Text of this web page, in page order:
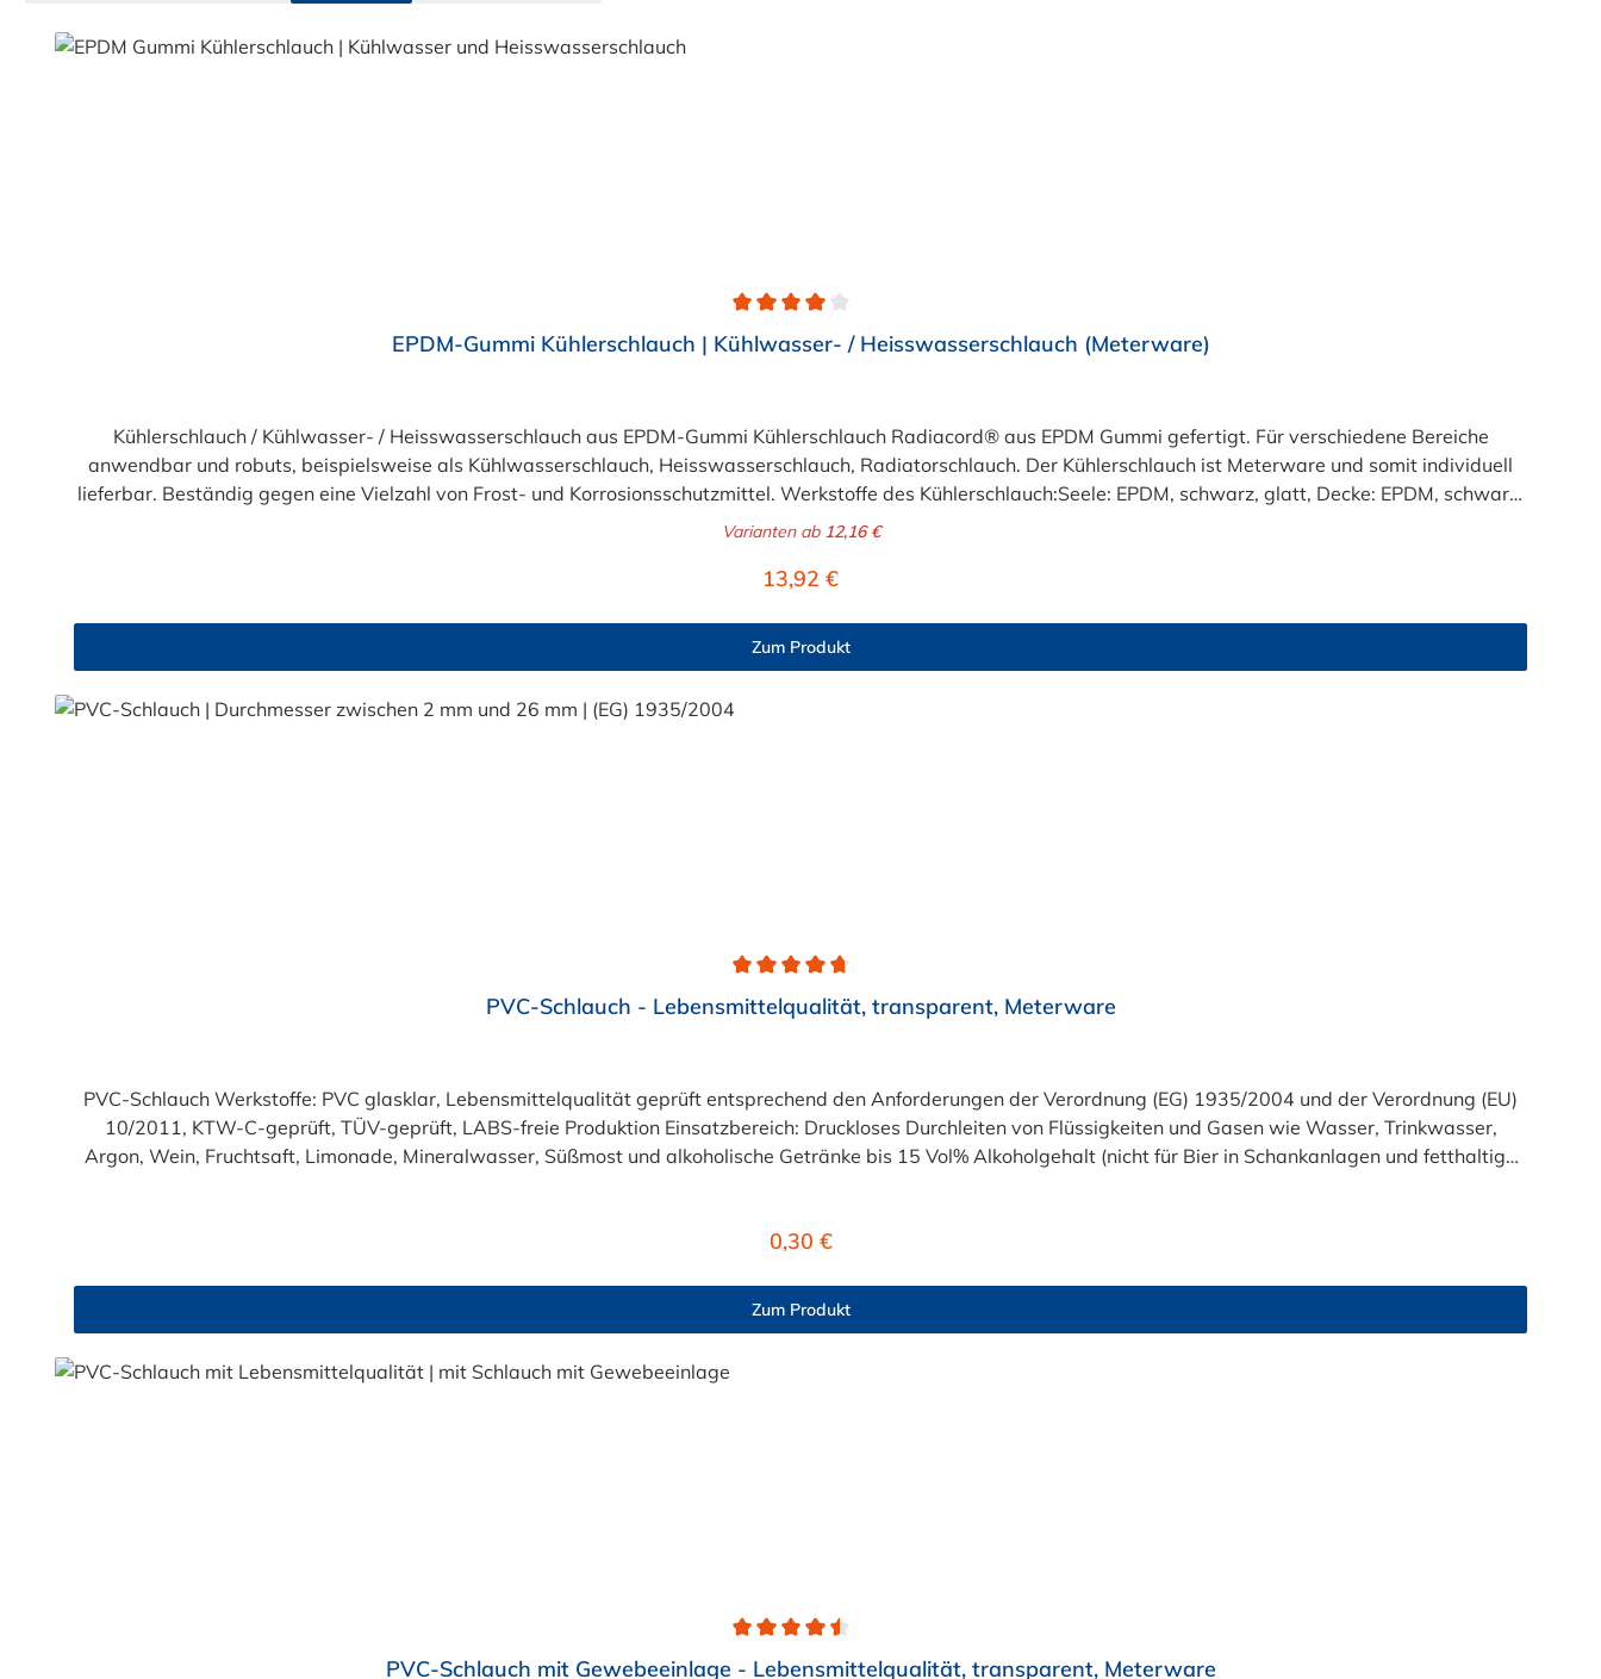
Produktgalerie überspringen
Durchschnittliche Bewertung von 4 von 5 SternenEPDM-Gummi Kühlerschlauch | Kühlwasser- / Heisswasserschlauch (Meterware)
Kühlerschlauch / Kühlwasser- / Heisswasserschlauch aus EPDM-Gummi Kühlerschlauch Radiacord® aus EPDM Gummi gefertigt. Für verschiedene Bereiche
anwendbar und robuts, beispielsweise als Kühlwasserschlauch, Heisswasserschlauch, Radiatorschlauch. Der Kühlerschlauch ist Meterware und somit individuell
lieferbar. Beständig gegen eine Vielzahl von Frost- und Korrosionsschutzmittel. Werkstoffe des Kühlerschlauch:Seele: EPDM, schwarz, glatt, Decke: EPDM, schwarz,
glatt, ab DN 28 stoffgemustert, hitze-, alterungs- und witterungsbeständig in Anlehnung an DIN 73411Temperaturbereich:-40°C bis +125°C (Innen-Ø > 50mm:
Varianten ab12,16 €
Regulärer Preis:
13,92 €
Zum Produkt
Durchschnittliche Bewertung von 4.7 von 5 SternenPVC-Schlauch - Lebensmittelqualität, transparent, Meterware
PVC-Schlauch Werkstoffe: PVC glasklar, Lebensmittelqualität geprüft entsprechend den Anforderungen der Verordnung (EG) 1935/2004 und der Verordnung (EU)
10/2011, KTW-C-geprüft, TÜV-geprüft, LABS-freie Produktion Einsatzbereich: Druckloses Durchleiten von Flüssigkeiten und Gasen wie Wasser, Trinkwasser,
Argon, Wein, Fruchtsaft, Limonade, Mineralwasser, Süßmost und alkoholische Getränke bis 15 Vol% Alkoholgehalt (nicht für Bier in Schankanlagen und fetthaltige
Regulärer Preis:
0,30 €
Zum Produkt
Durchschnittliche Bewertung von 4.5 von 5 SternenPVC-Schlauch mit Gewebeeinlage - Lebensmittelqualität, transparent, Meterware